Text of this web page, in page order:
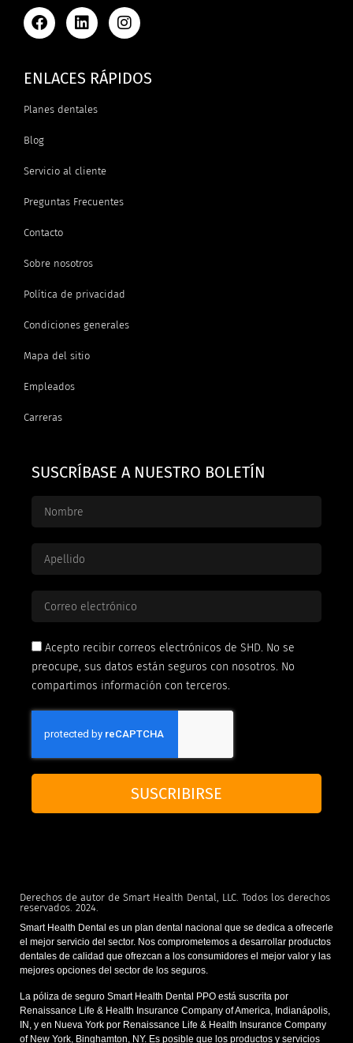
ENLACES RÁPIDOS
Planes dentales
Blog
Servicio al cliente
Preguntas Frecuentes
Contacto
Sobre nosotros
Política de privacidad
Condiciones generales
Mapa del sitio
Empleados
Carreras
SUSCRÍBASE A NUESTRO BOLETÍN
Acepto recibir correos electrónicos de SHD. No se
preocupe, sus datos están seguros con nosotros. No
compartimos información con terceros.
SUSCRIBIRSE
Derechos de autor de Smart Health Dental, LLC. Todos los derechos
reservados. 2024.
Smart Health Dental es un plan dental nacional que se dedica a ofrecerle
el mejor servicio del sector. Nos comprometemos a desarrollar productos
dentales de calidad que ofrezcan a los consumidores el mejor valor y las
mejores opciones del sector de los seguros.
La póliza de seguro Smart Health Dental PPO está suscrita por
Renaissance Life & Health Insurance Company of America, Indianápolis,
IN, y en Nueva York por Renaissance Life & Health Insurance Company
of New York, Binghamton, NY. Es posible que los productos y servicios